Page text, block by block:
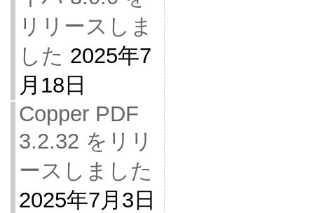
リリースしま
した 2025年7
月18日
Copper PDF
3.2.32 をリリ
ースしました
2025年7月3日